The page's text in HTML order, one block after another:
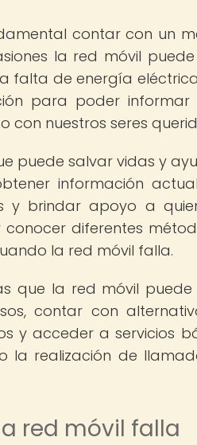
contar con un
la red móvil
falta de energía
para poder informar
con nuestros seres
puede salvar vidas y
información
y brindar apoyo a
diferentes
la red móvil falla.
que la red móvil
contar con
y acceder a servicios
la realización de
red móvil falla